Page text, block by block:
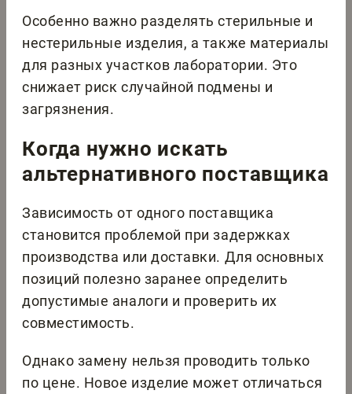
Особенно важно разделять стерильные и
нестерильные изделия, а также материалы
для разных участков лаборатории. Это
снижает риск случайной подмены и
загрязнения.
Когда нужно искать
альтернативного поставщика
Зависимость от одного поставщика
становится проблемой при задержках
производства или доставки. Для основных
позиций полезно заранее определить
допустимые аналоги и проверить их
совместимость.
Однако замену нельзя проводить только
по цене. Новое изделие может отличаться